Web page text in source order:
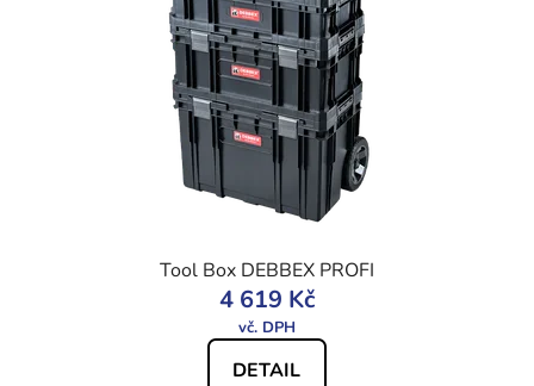
Tool Box DEBBEX PROFI
4 619 Kč
DETAIL